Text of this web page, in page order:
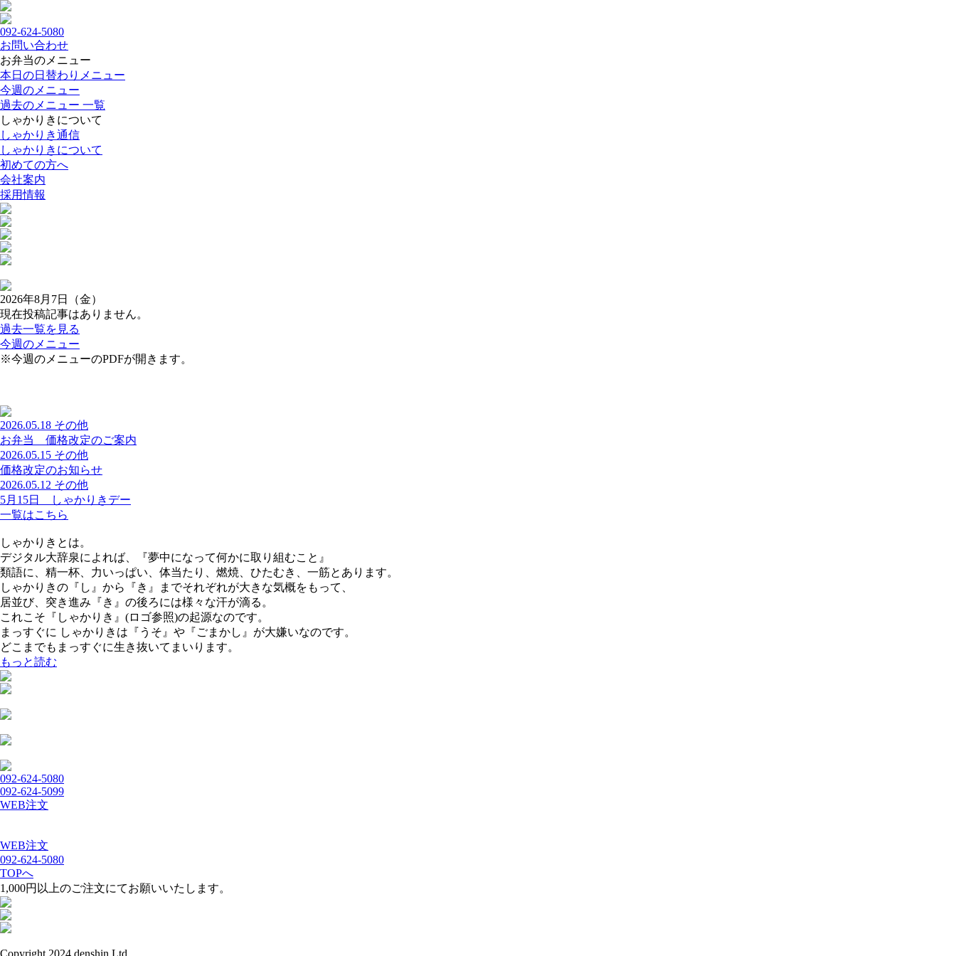
092-624-5080
お問い合わせ
お弁当のメニュー
本日の日替わりメニュー
今週のメニュー
過去のメニュー 一覧
しゃかりきについて
しゃかりき通信
しゃかりきについて
初めての方へ
会社案内
採用情報
2026年8月7日（金）
現在投稿記事はありません。
過去一覧を見る
今週のメニュー
※今週のメニューのPDFが開きます。
2026.05.18 その他
お弁当 価格改定のご案内
2026.05.15 その他
価格改定のお知らせ
2026.05.12 その他
5月15日 しゃかりきデー
一覧はこちら
しゃかりきとは。
デジタル大辞泉によれば、『夢中になって何かに取り組むこと』
類語に、精一杯、力いっぱい、体当たり、燃焼、ひたむき、一筋とあります。
しゃかりきの『し』から『き』までそれぞれが大きな気概をもって、
居並び、突き進み『き』の後ろには様々な汗が滴る。
これこそ『しゃかりき』(ロゴ参照)の起源なのです。
まっすぐに しゃかりきは『うそ』や『ごまかし』が大嫌いなのです。
どこまでもまっすぐに生き抜いてまいります。
もっと読む
092-624-5080
092-624-5099
WEB注文
WEB注文
092-624-5080
TOPへ
1,000円以上のご注文にてお願いいたします。
Copyright 2024 denshin Ltd.